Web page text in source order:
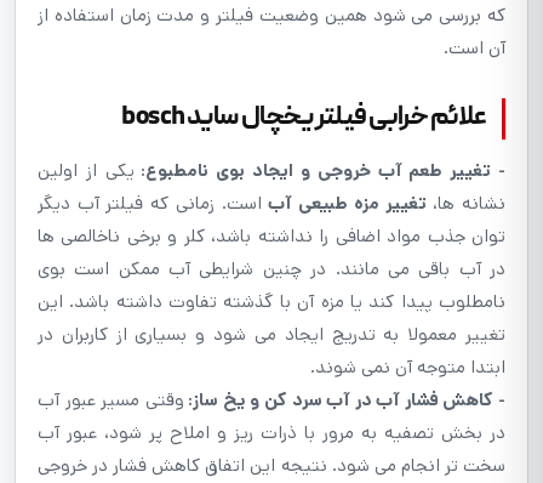
که بررسی می شود همین وضعیت فیلتر و مدت زمان استفاده از
آن است.
علائم خرابی فیلتر یخچال ساید bosch
- تغییر طعم آب خروجی و ایجاد بوی نامطبوع: یکی از اولین
نشانه ها، تغییر مزه طبیعی آباست. زمانی که فیلتر آب دیگر
توان جذب مواد اضافی را نداشته باشد، کلر و برخی ناخالصی ها
در آب باقی می مانند. در چنین شرایطی آب ممکن است بوی
نامطلوب پیدا کند یا مزه آن با گذشته تفاوت داشته باشد. این
تغییر معمولا به تدریج ایجاد می شود و بسیاری از کاربران در
ابتدا متوجه آن نمی شوند.
- کاهش فشار آب در آب سرد کن و یخ ساز: وقتی مسیر عبور آب
در بخش تصفیه به مرور با ذرات ریز و املاح پر شود، عبور آب
سخت تر انجام می شود. نتیجه این اتفاق کاهش فشار در خروجی